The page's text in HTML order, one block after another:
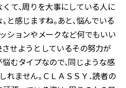
て、周りを大事にしている人に
と感じますね。あと、悩んでいる
ションやメークなど何でもいい
させようとしているその努力が
むタイプなので、同じような感
ません。ＣＬＡＳＳＹ．読者の